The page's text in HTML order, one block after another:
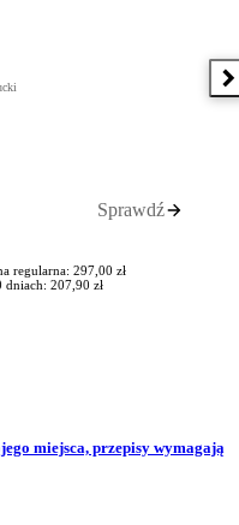
Sprawdź
regularna: 297,00 zł
dniach: 207,90 zł
miejsca, przepisy wymagają